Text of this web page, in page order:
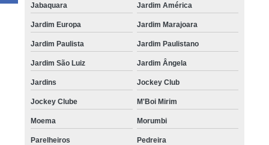
micropigmentação cabelos valor Jockey Clube
micropigmentação cabelo homem Santa Efigênia
micropigmentação cabelos valor Rio Pequeno
micropigmentação cabelo homem agendar Alphaville
clínica de micropigmentação de cabelo masculino Jardim Iguatemi
micropigmentação de cabelo masculino agendar Guararema
clínica de micropigmentação masculina cabelo Francisco Morato
Jabaquara Jardim América
Jardim Europa Jardim Marajoara
Jardim Paulista Jardim Paulistano
Jardim São Luiz Jardim Ângela
Jardins Jockey Club
Jockey Clube M'Boi Mirim
Moema Morumbi
Parelheiros Pedreira